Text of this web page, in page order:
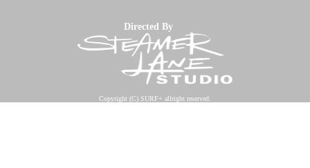
Directed By
Copyright (C) SURF+ allright reserved.